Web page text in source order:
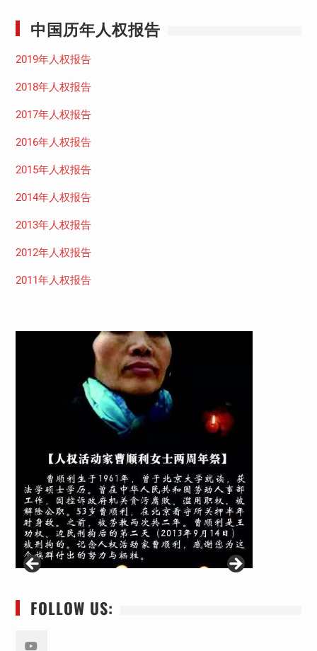
中国历年人权报告
2019年人权报告
2018年人权报告
2017年人权报告
2016年人权报告
2015年人权报告
2014年人权报告
2013年人权报告
2012年人权报告
2011年人权报告
FOLLOW US: